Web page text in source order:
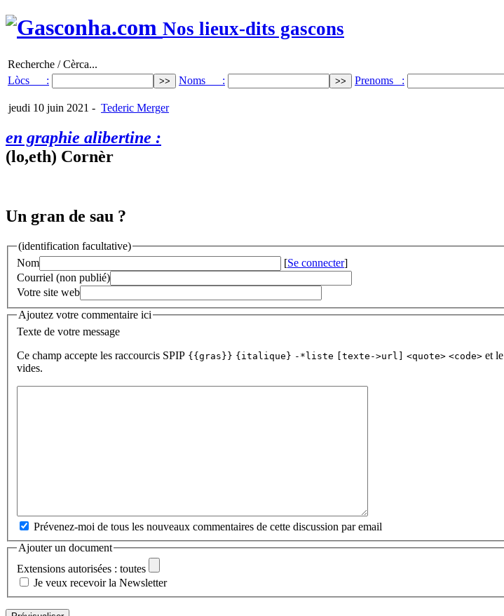
Nos lieux-dits gascons
Recherche / Cèrca...
Lòcs :
Noms : Prenoms :
jeudi 10 juin 2021 - Tederic Merger
en graphie alibertine :
(lo,eth) Cornèr
Un gran de sau ?
(identification facultative)
Nom
[Se connecter]
Courriel (non publié)
Votre site web
Ajoutez votre commentaire ici
Texte de votre message
Ce champ accepte les raccourcis SPIP {{gras}} {italique} -*liste [texte->url] <quote> <code> et
vides.
Prévenez-moi de tous les nouveaux commentaires de cette discussion par email
Ajouter un document
Extensions autorisées : toutes
Je veux recevoir la Newsletter